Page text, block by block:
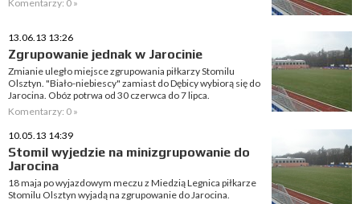
Komentarzy: 0 »
13.06.13 13:26
Zgrupowanie jednak w Jarocinie
Zmianie uległo miejsce zgrupowania piłkarzy Stomilu
Olsztyn. "Biało-niebiescy" zamiast do Dębicy wybiorą się do
Jarocina. Obóz potrwa od 30 czerwca do 7 lipca.
Komentarzy: 0 »
10.05.13 14:39
Stomil wyjedzie na minizgrupowanie do
Jarocina
18 maja po wyjazdowym meczu z Miedzią Legnica piłkarze
Stomilu Olsztyn wyjadą na zgrupowanie do Jarocina.